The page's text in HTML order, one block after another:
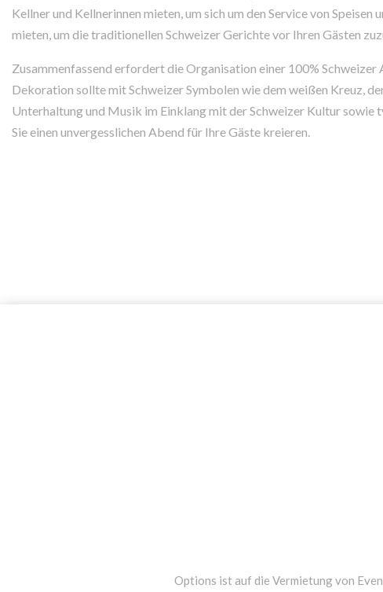
Kellner und Kellnerinnen mieten, um sich um den Service von
mieten, um die traditionellen Schweizer Gerichte vor Ihren Gästen
Zusammenfassend erfordert die Organisation einer 100%
Dekoration sollte mit Schweizer Symbolen wie dem weißen Kreuz,
Unterhaltung und Musik im Einklang mit der Schweizer Kultur
Sie einen unvergesslichen Abend für Ihre Gäste kreieren.
Options ist auf die Vermietung von